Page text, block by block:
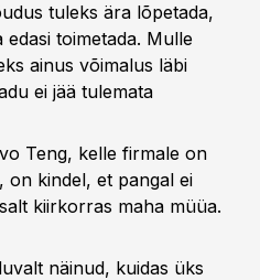
tuleks ära lõpetada,
toimetada. Mulle
ainus võimalus läbi
ei jää tulemata
Teng, kelle firmale on
on kindel, et pangal ei
kiirkorras maha müüa.
näinud, kuidas üks